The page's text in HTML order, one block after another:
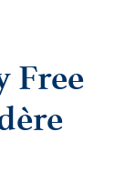
Free